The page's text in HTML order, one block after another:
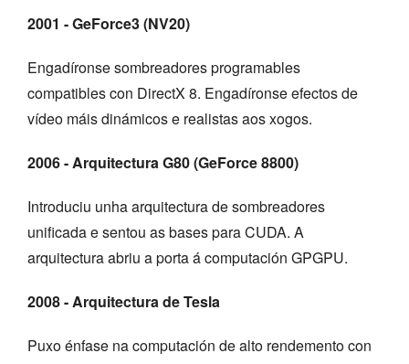
2001 - GeForce3 (NV20)
Engadíronse sombreadores programables
compatibles con DirectX 8. Engadíronse efectos de
vídeo máis dinámicos e realistas aos xogos.
2006 - Arquitectura G80 (GeForce 8800)
Introduciu unha arquitectura de sombreadores
unificada e sentou as bases para CUDA. A
arquitectura abriu a porta á computación GPGPU.
2008 - Arquitectura de Tesla
Puxo énfase na computación de alto rendemento con